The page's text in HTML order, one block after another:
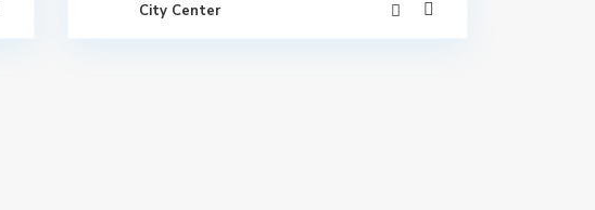
City Center